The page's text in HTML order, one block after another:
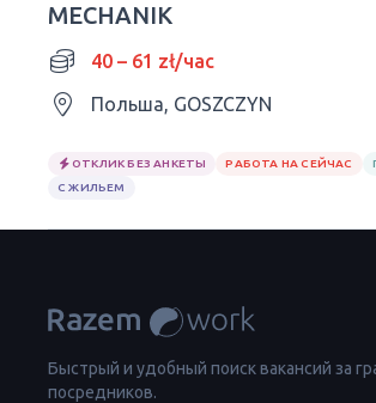
MECHANIK
40 – 61 zł/час
Польша, GOSZCZYN
ОТКЛИК БЕЗ АНКЕТЫ РАБОТА НА СЕЙЧАС
С ЖИЛЬЕМ
Быстрый и удобный поиск вакансий за
посредников.